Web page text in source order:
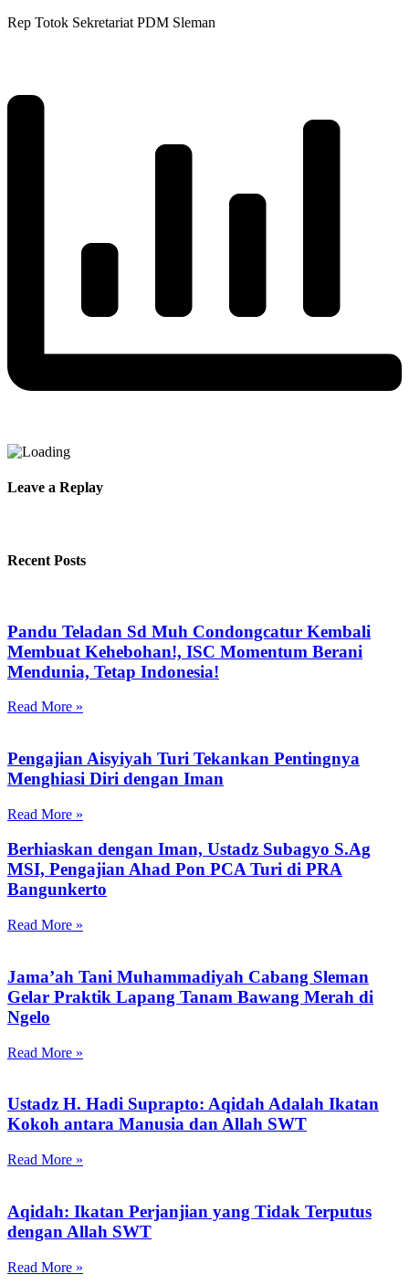
Rep Totok Sekretariat PDM Sleman
Leave a Replay
Recent Posts
Pandu Teladan Sd Muh Condongcatur Kembali
Membuat Kehebohan!, ISC Momentum Berani
Mendunia, Tetap Indonesia!
Read More »
Pengajian Aisyiyah Turi Tekankan Pentingnya
Menghiasi Diri dengan Iman
Read More »
Berhiaskan dengan Iman, Ustadz Subagyo S.Ag
MSI, Pengajian Ahad Pon PCA Turi di PRA
Bangunkerto
Read More »
Jama’ah Tani Muhammadiyah Cabang Sleman
Gelar Praktik Lapang Tanam Bawang Merah di
Ngelo
Read More »
Ustadz H. Hadi Suprapto: Aqidah Adalah Ikatan
Kokoh antara Manusia dan Allah SWT
Read More »
Aqidah: Ikatan Perjanjian yang Tidak Terputus
dengan Allah SWT
Read More »